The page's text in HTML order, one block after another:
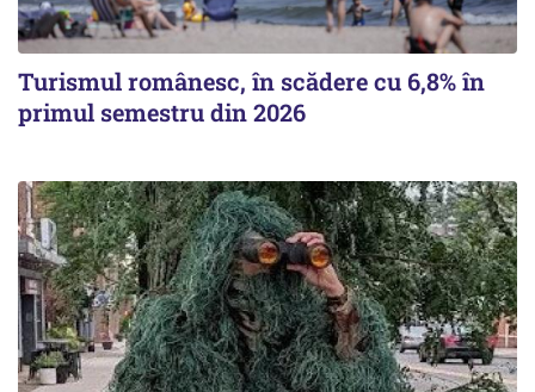
Turismul românesc, în scădere cu 6,8% în
primul semestru din 2026